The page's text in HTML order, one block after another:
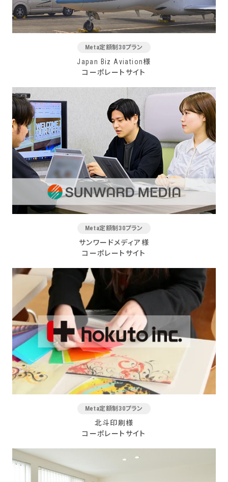
Meta定額制30プラン
Japan Biz Aviation様
コーポレートサイト
Meta定額制30プラン
サンワードメディア様
コーポレートサイト
Meta定額制30プラン
北斗印刷様
コーポレートサイト